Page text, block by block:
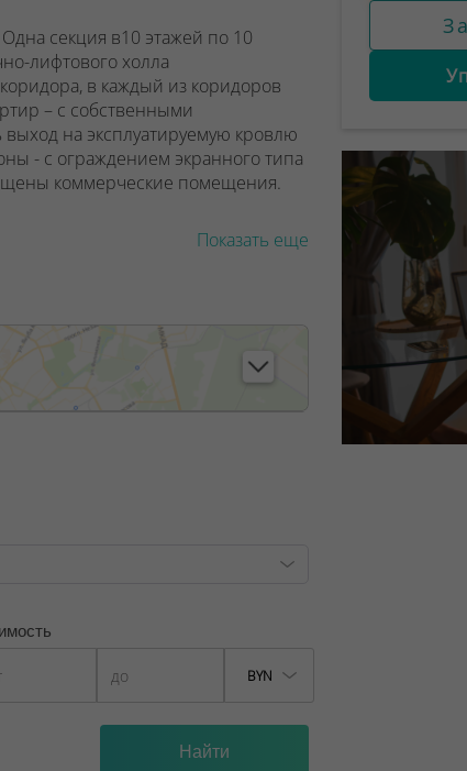
секция в10 этажей по 10
лифтового холла
в каждый из коридоров
– с собственными
на эксплуатируемую кровлю
- с ограждением экранного типа
коммерческие помещения.
№02240/129 от 06.09.06г.
от 04.09.2025
Показать еще
BYN